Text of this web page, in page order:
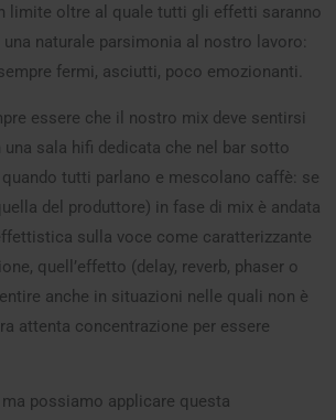
limite oltre al quale tutti gli effetti saranno
naturale parsimonia al nostro lavoro:
fermi, asciutti, poco emozionanti.
essere che il nostro mix deve sentirsi
una sala hifi dedicata che nel bar sotto
quando tutti parlano e mescolano caffè: se
del produttore) in fase di mix è andata
sulla voce come caratterizzante
quell’effetto (delay, reverb, phaser o
anche in situazioni nelle quali non è
attenta concentrazione per essere
possiamo applicare questa